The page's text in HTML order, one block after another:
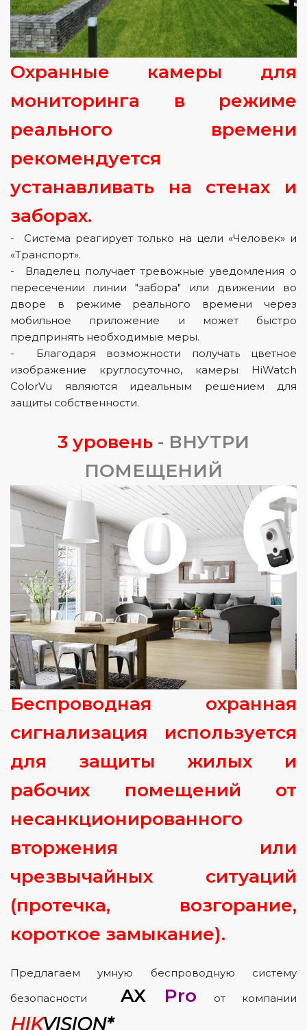
Охранные камеры для
мониторинга в режиме
реального времени
рекомендуется
устанавливать на стенах и
заборах.
- Система реагирует только на цели «Человек» и
«Транспорт».
- Владелец получает тревожные уведомления о
пересечении линии "забора" или движении во
дворе в режиме реального времени через
мобильное приложение и может быстро
предпринять необходимые меры.
- Благодаря возможности получать цветное
изображение круглосуточно, камеры HiWatch
ColorVu являются идеальным решением для
защиты собственности.
3 уровень - ВНУТРИ
ПОМЕЩЕНИЙ
Беспроводная охранная
сигнализация используется
для защиты жилых и
рабочих помещений от
несанкционированного
вторжения или
чрезвычайных ситуаций
(протечка, возгорание,
короткое замыкание).
Предлагаем умную беспроводную систему
безопасности AX Pro от компании
HIKVISION*